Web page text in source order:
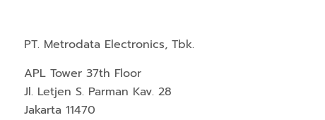
PT. Metrodata Electronics, Tbk.
APL Tower 37th Floor
Jl. Letjen S. Parman Kav. 28
Jakarta 11470